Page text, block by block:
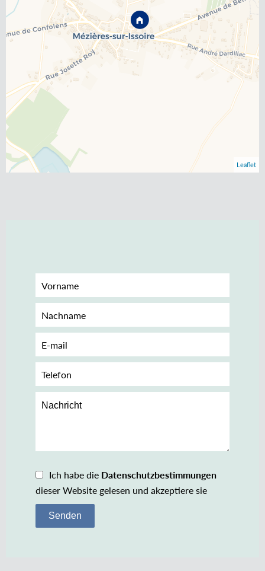
Leaflet
Ich habe die Datenschutzbestimmungen
dieser Website gelesen und akzeptiere sie
Senden